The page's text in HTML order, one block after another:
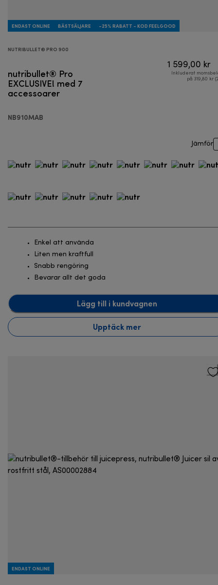
ENDAST ONLINE BÄSTSÄLJARE -25% RABATT - KOD FEELGOOD
NUTRIBULLET® PRO 900
nutribullet® Pro
EXCLUSIVE! med 7
accessoarer
NB910MAB
1 599,00 kr
Inkluderat
på 319,80 kr
Jämför
Enkel att använda
Liten men kraftfull
Snabb rengöring
Bevarar allt det goda
Lägg till i kundvagnen
Upptäck mer
ENDAST ONLINE